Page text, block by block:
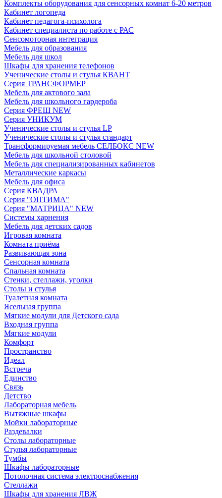
Комплекты оборудования для сенсорных комнат 6-20 метров
Кабинет логопеда
Кабинет педагога-психолога
Кабинет специалиста по работе с РАС
Сенсомоторная интеграция
Мебель для образования
Мебель для школ
Шкафы для хранения телефонов
Ученические столы и стулья КВАНТ
Серия ТРАНСФОРМЕР
Мебель для актового зала
Мебель для школьного гардероба
Серия ФРЕШ NEW
Серия УНИКУМ
Ученические столы и стулья LP
Ученические столы и стулья стандарт
Трансформируемая мебель СЕЛБОКС NEW
Мебель для школьной столовой
Мебель для специализированных кабинетов
Металлические каркасы
Мебель для офиса
Серия КВАДРА
Серия "ОПТИМА"
Серия "МАТРИЦА" NEW
Системы харнения
Мебель для детских садов
Игровая комната
Комната приёма
Развивающая зона
Сенсорная комната
Спальная комната
Стенки, стеллажи, уголки
Столы и стулья
Туалетная комната
Ясельная группа
Мягкие модули для Детского сада
Входная группа
Мягкие модули
Комфорт
Пространство
Идеал
Встреча
Единство
Связь
Детство
Лабораторная мебель
Вытяжные шкафы
Мойки лабораторные
Раздевалки
Столы лабораторные
Стулья лабораторные
Тумбы
Шкафы лабораторные
Потолочная система электроснабжения
Стеллажи
Шкафы для хранения ЛВЖ